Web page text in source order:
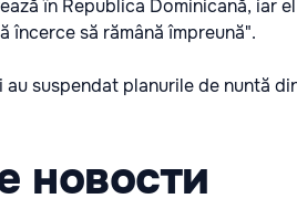
în Republica Dominicană, iar
încerce să rămână împreună".
suspendat planurile de nuntă
новости